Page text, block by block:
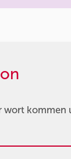
wort kommen